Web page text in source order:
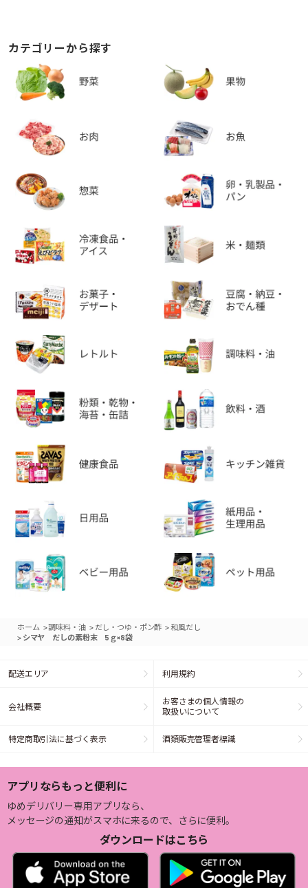
カテゴリーから探す
ホーム >調味料・油 > だし・つゆ・ポン酢 >和風だし
> シマヤ だしの素粉末 5ｇ×8袋
配送エリア 利用規約
会社概要
お客さまの個人情報の
取扱いについて
特定商取引法に基づく表示 酒類販売管理者標識
アプリならもっと便利に
ゆめデリバリー専用アプリなら、
メッセージの通知がスマホに来るので、さらに便利。
ダウンロードはこちら